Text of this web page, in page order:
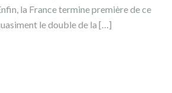
la France termine première de ce
le double de la […]